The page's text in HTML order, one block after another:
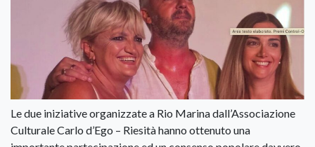
Le due iniziative organizzate a Rio Marina dall’Associazione
Culturale Carlo d’Ego – Riesità hanno ottenuto una